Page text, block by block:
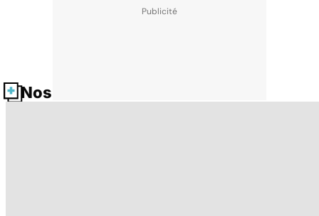
Nos fiches santé